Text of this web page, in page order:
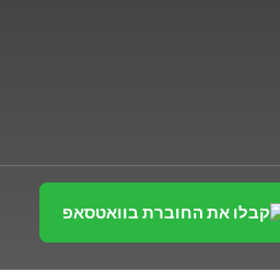
קבלו את החוברת בוואטסאפ